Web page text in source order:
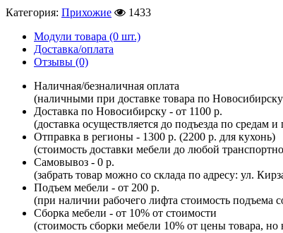
Категория: Прихожие
1433
Модули товара (0 шт.)
Доставка/оплата
Отзывы (0)
Наличная/безналичная оплата
(наличными при доставке товара по
Доставка по Новосибирску - от 1100 р.
(доставка осуществляется до подъезда по средам
Отправка в регионы - 1300 р. (2200 р. для кухонь)
(стоимость доставки мебели до любой
Самовывоз - 0 р.
(забрать товар можно со склада по адресу: ул.
Подъем мебели - от 200 р.
(при наличии рабочего лифта стоимость подъема
Сборка мебели - от 10% от стоимости
(стоимость сборки мебели 10% от цены товара, но